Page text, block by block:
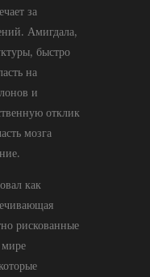
за
Амигдала,
быстро
на
и
отклик
мозга
как
рискованные